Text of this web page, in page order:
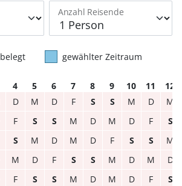
Anzahl Reisende
belegt gewählter Zeitraum
4 5 6 7 8 9 10 11
12
D M D F S S M D
M
F S S M D M D F
S
S M D M D F S S
M
M D F S S M D M
D
F S S M D M D F S